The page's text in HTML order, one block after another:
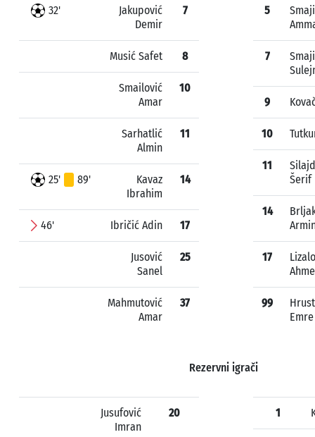
32'
Jakupović
Demir
7
Musić Safet 8
Smailović
Amar
10
Sarhatlić
Almin
11
25' 89'
Kavaz
Ibrahim
14
46' Ibričić Adin 17
Jusović
Sanel
25
Mahmutović
Amar
37
5
7
9
10
11
Šerif
14
17
99
Emre
Rezervni igrači
Jusufović
Imran
20 1